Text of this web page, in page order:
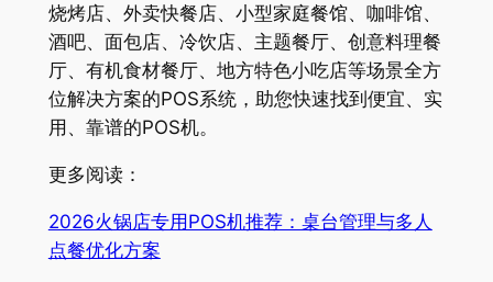
烧烤店、外卖快餐店、小型家庭餐馆、咖啡馆、
酒吧、面包店、冷饮店、主题餐厅、创意料理餐
厅、有机食材餐厅、地方特色小吃店等场景全方
位解决方案的POS系统，助您快速找到便宜、实
用、靠谱的POS机。
更多阅读：
2026火锅店专用POS机推荐：桌台管理与多人
点餐优化方案